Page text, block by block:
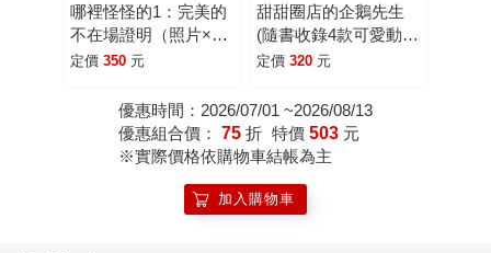
哪裡怪怪的1：完美的
不在場證明（照片×推
理最強懸疑短篇衝擊之
定價 350 元
甜甜圈店的企鵝先生
(隨書收錄4款可愛動物
紙型及美味甜甜圈食
定價 320 元
優惠時間：2026/07/01 ~2026/08/13
優惠組合價： 75 折 特價 503 元
※實際價格依購物車結帳為主
加入購物車